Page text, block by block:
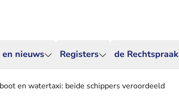
nieuws Registers de Rechtspraak
en watertaxi: beide schippers veroordeeld